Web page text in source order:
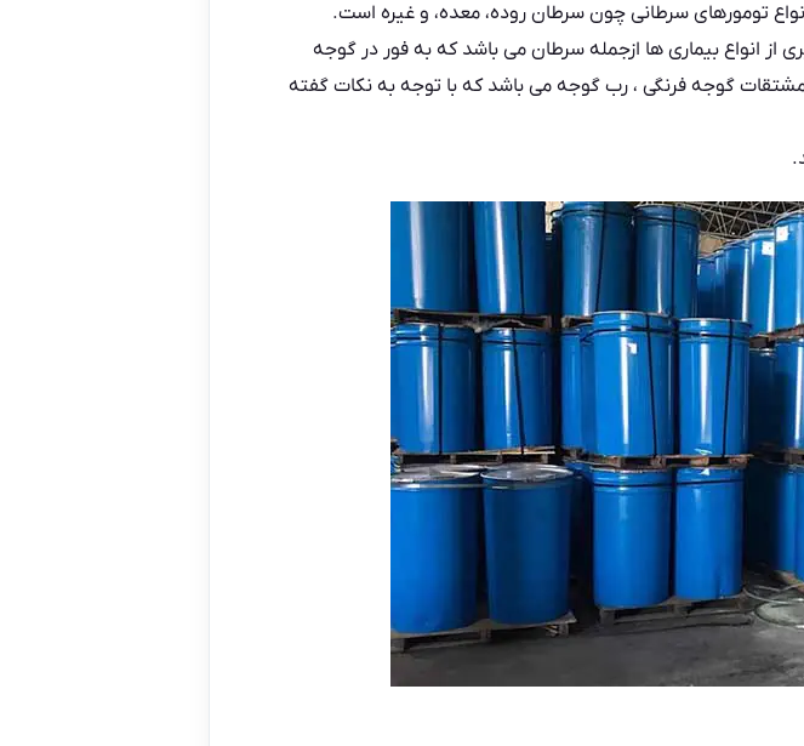
تومورهای سرطانی چون سرطان روده، معده، و غیره است.
از انواع بیماری ها ازجمله سرطان می باشد که به فور در گوجه
گوجه فرنگی ، رب گوجه می باشد که با توجه به نکات گفته